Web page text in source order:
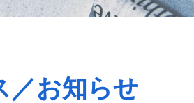
／お知らせ